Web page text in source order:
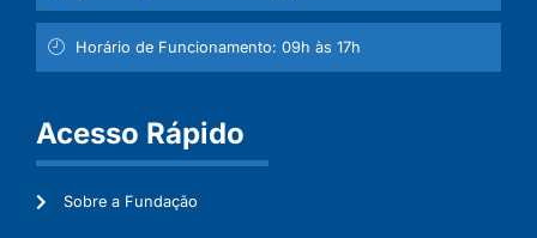
Horário de Funcionamento: 09h às 17h
Acesso Rápido
Sobre a Fundação